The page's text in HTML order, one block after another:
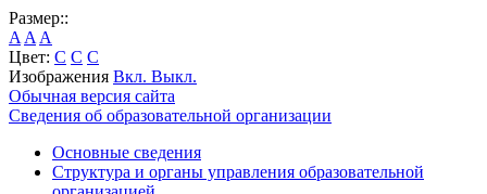
Размер::
A A A
Цвет: C C C
Изображения Вкл. Выкл.
Обычная версия сайта
Сведения об образовательной организации
Основные сведения
Структура и органы управления образовательной